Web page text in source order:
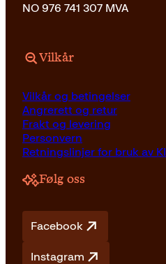
NO 976 741 307 MVA
Vilkår
Vilkår og betingelser
Angrerett og retur
Frakt og levering
Personvern
Retningslinjer for bruk av KI
Følg oss
Facebook
Instagram